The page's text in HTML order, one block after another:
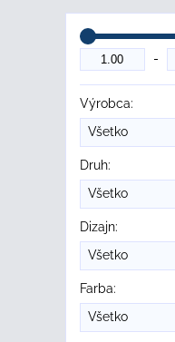
Výrobca:
Všetko
Druh:
Všetko
Dizajn:
Všetko
Farba:
Všetko